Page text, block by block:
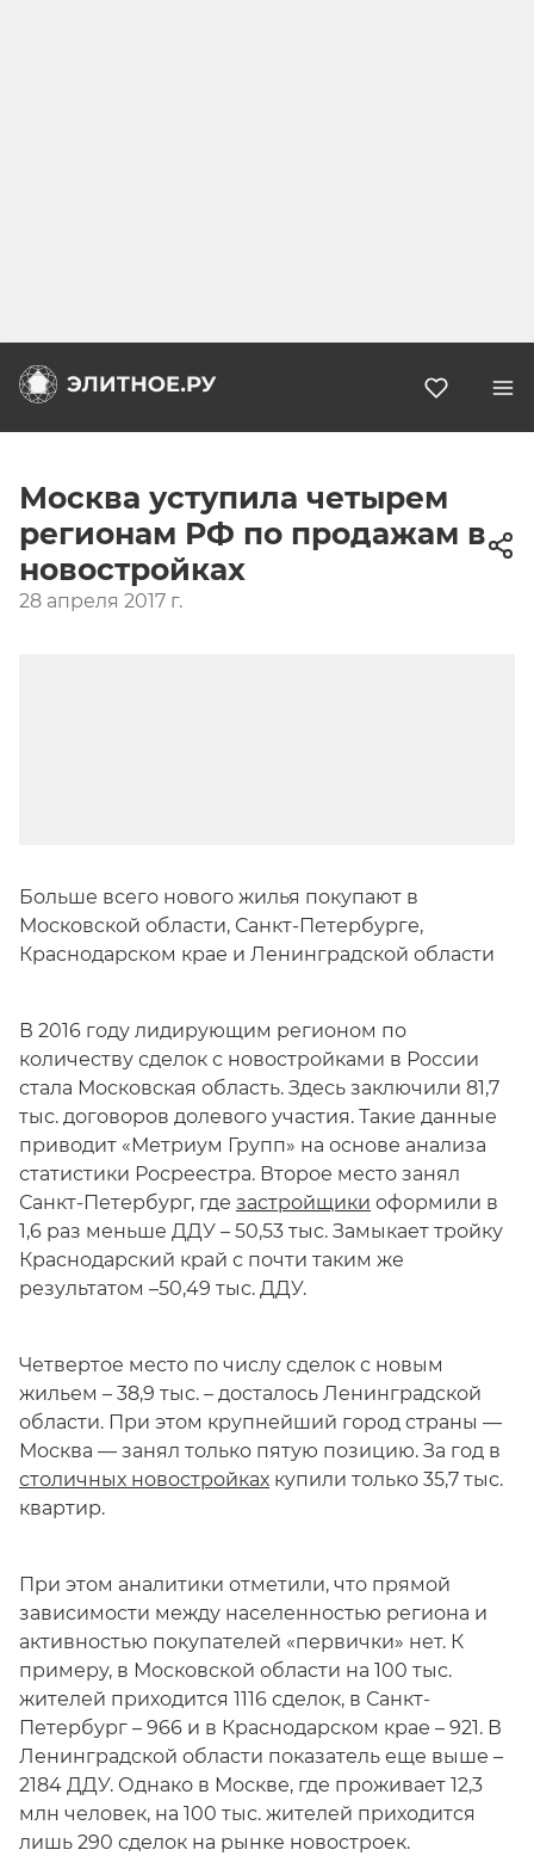
Москва уступила четырем
регионам РФ по продажам в
новостройках
28 апреля 2017 г.
Больше всего нового жилья покупают в
Московской области, Санкт-Петербурге,
Краснодарском крае и Ленинградской области
В 2016 году лидирующим регионом по
количеству сделок с новостройками в России
стала Московская область. Здесь заключили 81,7
тыс. договоров долевого участия. Такие данные
приводит «Метриум Групп» на основе анализа
статистики Росреестра. Второе место занял
Санкт-Петербург, где застройщики оформили в
1,6 раз меньше ДДУ – 50,53 тыс. Замыкает тройку
Краснодарский край с почти таким же
результатом –50,49 тыс. ДДУ.
Четвертое место по числу сделок с новым
жильем – 38,9 тыс. – досталось Ленинградской
области. При этом крупнейший город страны —
Москва — занял только пятую позицию. За год в
столичных новостройках купили только 35,7 тыс.
квартир.
При этом аналитики отметили, что прямой
зависимости между населенностью региона и
активностью покупателей «первички» нет. К
примеру, в Московской области на 100 тыс.
жителей приходится 1116 сделок, в Санкт-
Петербург – 966 и в Краснодарском крае – 921. В
Ленинградской области показатель еще выше –
2184 ДДУ. Однако в Москве, где проживает 12,3
млн человек, на 100 тыс. жителей приходится
лишь 290 сделок на рынке новостроек.